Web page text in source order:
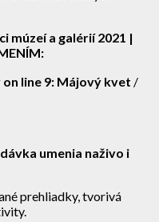
múzeí a galérií 2021 |
on line 9: Májový kvet /
umenia naživo i
prehliadky, tvorivá